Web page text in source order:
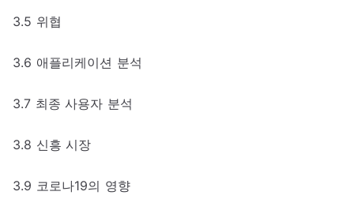
3.5 위협
3.6 애플리케이션 분석
3.7 최종 사용자 분석
3.8 신흥 시장
3.9 코로나19의 영향